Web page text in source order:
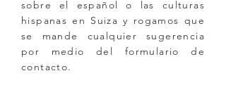
sobre el español o las culturas
hispanas en Suiza y rogamos que
se mande cualquier sugerencia
por medio del formulario de
contacto.